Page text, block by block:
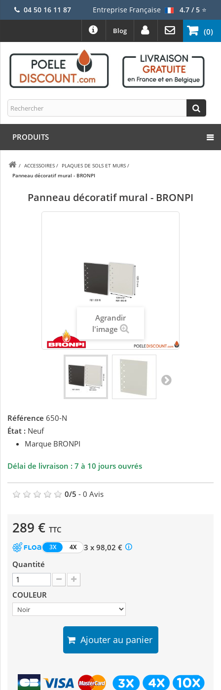
04 50 16 11 87 Entreprise Française 4.7 / 5⭐
(0)
Blog
PRODUITS
/ ACCESSOIRES / PLAQUES DE SOLS ET MURS /
Panneau décoratif mural - BRONPI
Panneau décoratif mural - BRONPI
Agrandir
l'image
Référence 650-N
État : Neuf
Marque BRONPI
Délai de livraison : 7 à 10 jours ouvrés
0/5 - 0 Avis
289 € TTC
3X 4X
3 x 98,02 €
Quantité
COULEUR
Ajouter au panier